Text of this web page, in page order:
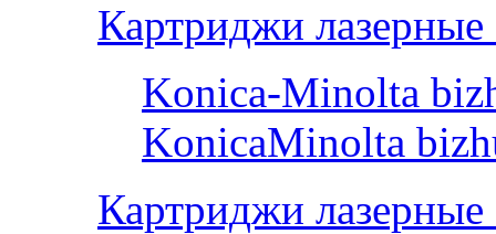
Картриджи
Konica-Minolta
KonicaMinolta
Картриджи